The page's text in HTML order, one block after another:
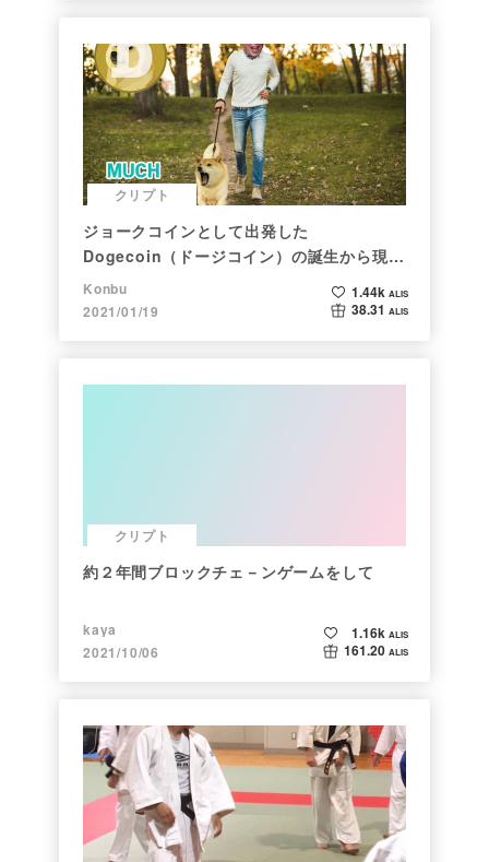
クリプト
ジョークコインとして出発した
Dogecoin（ドージコイン）の誕生から現在
まで。注目される非証券性🐶
Konbu
2021/01/19
1.44k ALIS
38.31 ALIS
クリプト
約２年間ブロックチェ－ンゲームをして
kaya
2021/10/06
1.16k ALIS
161.20 ALIS